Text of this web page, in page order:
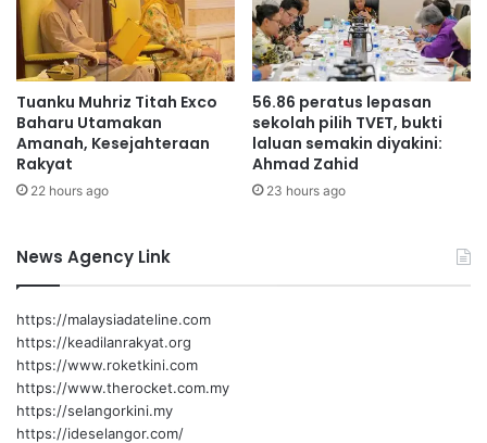
P
e
k
e
r
j
a
a
n
s
u
m
b
a
n
g
a
n
w
a
Tuanku Muhriz Titah Exco
Baharu Utamakan
Amanah, Kesejahteraan
Rakyat
22 hours ago
56.86 peratus lepasan
sekolah pilih TVET, bukti
laluan semakin diyakini:
Ahmad Zahid
23 hours ago
News Agency Link
https://malaysiadateline.com
https://keadilanrakyat.org
https://www.roketkini.com
https://www.therocket.com.my
https://selangorkini.my
https://ideselangor.com/